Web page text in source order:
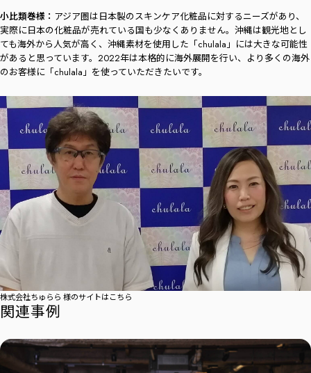
小比類巻様： アジア圏は日本製のスキンケア化粧品に対するニーズがあり、
実際に日本の化粧品が売れている国も少なくありません。沖縄は観光地とし
ても海外から人気が高く、沖縄素材を使用した「chulala」には大きな可能性
があると思っています。2022年は本格的に海外展開を行い、より多くの海外
のお客様に「chulala」を使っていただきたいです。
株式会社ちゅらら 様のサイトはこちら
関連事例